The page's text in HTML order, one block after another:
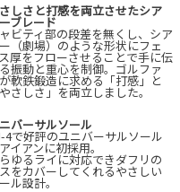
しさと打感を両立させたシア
ブレード
ビティ部の段差を無くし、シア
（劇場）のような形状にフェ
厚をフローさせることで手に伝
振動と重心を制御。ゴルファ
軟鉄鍛造に求める「打感」と
やさしさ」を両立しました。
バーサルソール
4で好評のユニバーサルソール
イアンに初採用。
ゆるライに対応できダフリの
をカバーしてくれるやさしい
ル設計。